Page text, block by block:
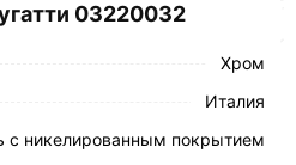
03220032
Хром
Италия
с никелированным покрытием